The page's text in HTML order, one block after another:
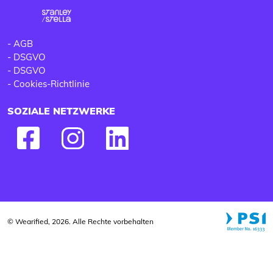
- AGB
- DSGVO
- DSGVO
- Cookies-Richtlinie
SOZIALE NETZWERKE
© Wearified, 2026. Alle Rechte vorbehalten